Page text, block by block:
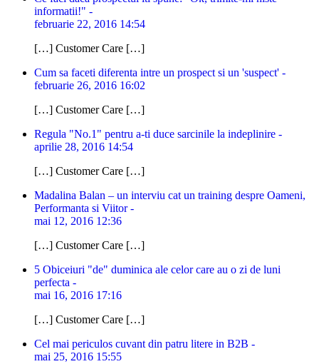
informatii!" -
februarie 22, 2016 14:54
[…] Customer Care […]
Cum sa faceti diferenta intre un prospect si un 'suspect' -
februarie 26, 2016 16:02
[…] Customer Care […]
Regula "No.1" pentru a-ti duce sarcinile la indeplinire -
aprilie 28, 2016 14:54
[…] Customer Care […]
Madalina Balan – un interviu cat un training despre Oameni,
Performanta si Viitor -
mai 12, 2016 12:36
[…] Customer Care […]
5 Obiceiuri "de" duminica ale celor care au o zi de luni
perfecta -
mai 16, 2016 17:16
[…] Customer Care […]
Cel mai periculos cuvant din patru litere in B2B -
mai 25, 2016 15:55